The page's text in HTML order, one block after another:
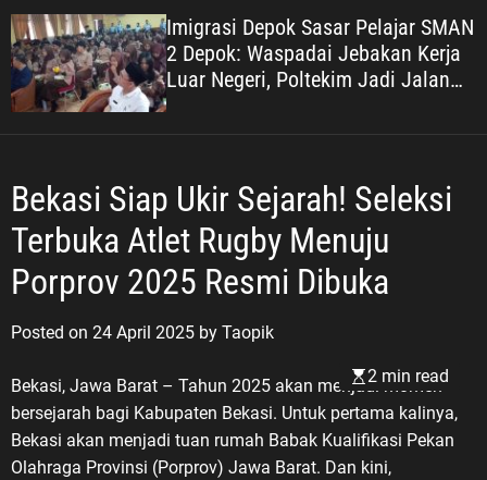
e
h
Imigrasi Depok Sasar Pelajar SMAN
2 Depok: Waspadai Jebakan Kerja
Luar Negeri, Poltekim Jadi Jalan
Bekasi Siap Ukir Sejarah! Seleksi
Terbuka Atlet Rugby Menuju
Porprov 2025 Resmi Dibuka
Posted on 24 April 2025 by Taopik
2 min read
Bekasi, Jawa Barat – Tahun 2025 akan menjadi momen
bersejarah bagi Kabupaten Bekasi. Untuk pertama kalinya,
Bekasi akan menjadi tuan rumah Babak Kualifikasi Pekan
Olahraga Provinsi (Porprov) Jawa Barat. Dan kini,